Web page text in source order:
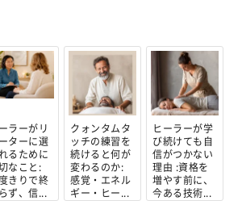
ラーがリ
ターに選
るために
なこと:
きりで終
ず、信...
クォンタムタ
ッチの練習を
続けると何が
変わるのか:
感覚・エネル
ギー・ヒー...
ヒーラーが学
び続けても自
信がつかない
理由 :資格を
増やす前に、
今ある技術...